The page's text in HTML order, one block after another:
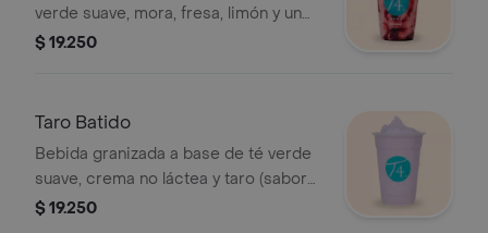
verde suave, mora, fresa, limón y un
toque de leche condensada. Se
$ 19.250
Taro Batido
Bebida granizada a base de té verde
suave, crema no láctea y taro (sabor
parecido a la vainilla). Se recomienda
$ 19.250